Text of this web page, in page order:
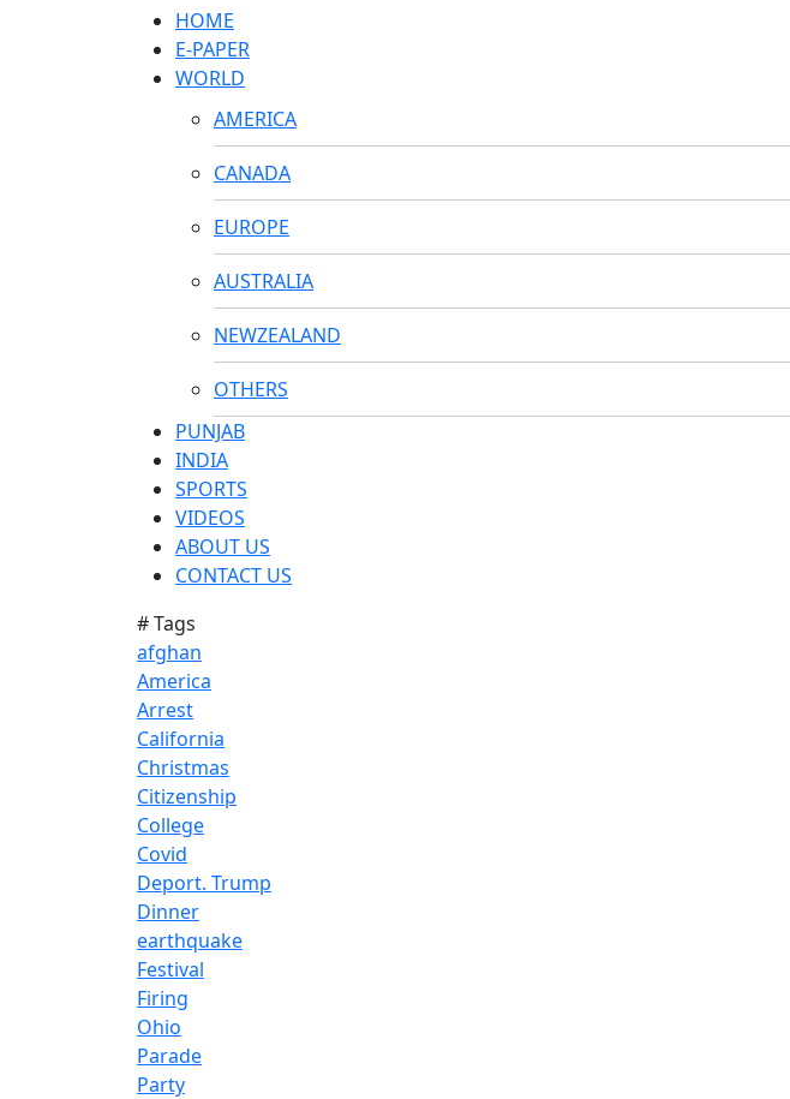
HOME
E-PAPER
WORLD
AMERICA
CANADA
EUROPE
AUSTRALIA
NEWZEALAND
OTHERS
PUNJAB
INDIA
SPORTS
VIDEOS
ABOUT US
CONTACT US
# Tags
afghan
America
Arrest
California
Christmas
Citizenship
College
Covid
Deport. Trump
Dinner
earthquake
Festival
Firing
Ohio
Parade
Party